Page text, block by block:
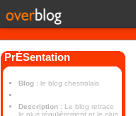
PrÉSentation
Blog : le blog chestrolais
Description : Le blog retrace
le plus régulièrement et le plus